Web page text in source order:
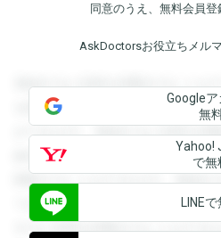
同意のうえ、無料会員
AskDoctorsお役立ちメル
登録すると回答を閲覧することが
を閲覧することができます。登録
ができます。登録すると回答を閲
録すると回答を閲覧することがで
閲覧することができます。登録す
できます。登録すると回答を閲覧
すると回答を閲覧することができ
Google
無
Yahoo!
で無
LINE